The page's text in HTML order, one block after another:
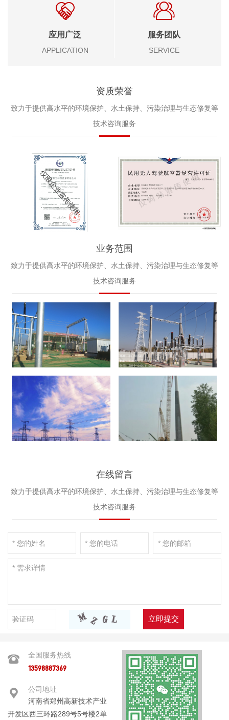
应用广泛
APPLICATION
服务团队
SERVICE
资质荣誉
致力于提供高水平的环境保护、水土保持、污染治理与生态修复等
技术咨询服务
业务范围
致力于提供高水平的环境保护、水土保持、污染治理与生态修复等
技术咨询服务
水土保持验收
在线留言
致力于提供高水平的环境保护、水土保持、污染治理与生态修复等
技术咨询服务
立即提交
全国服务热线
13598887369
公司地址
河南省郑州高新技术产业
开发区西三环路289号5号楼2单